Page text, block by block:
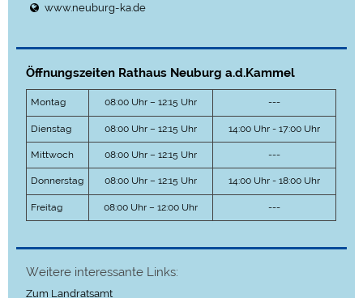
www.neuburg-ka.de
Öffnungszeiten Rathaus Neuburg a.d.Kammel
Montag 08:00 Uhr – 12:15 Uhr ---
Dienstag 08:00 Uhr – 12:15 Uhr 14:00 Uhr - 17:00 Uhr
Mittwoch 08:00 Uhr – 12:15 Uhr ---
Donnerstag 08:00 Uhr – 12:15 Uhr 14:00 Uhr - 18:00 Uhr
Freitag 08:00 Uhr – 12:00 Uhr ---
Weitere interessante Links:
Zum Landratsamt